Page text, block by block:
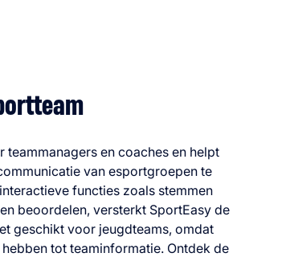
teammanagers en coaches en helpt
van esportgroepen te
functies zoals stemmen
beoordelen, versterkt SportEasy de
geschikt voor jeugdteams, omdat
tot teaminformatie. Ontdek de